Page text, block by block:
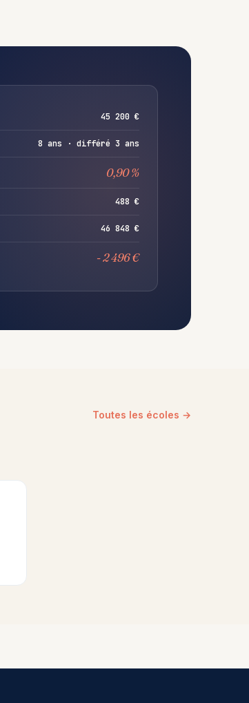
45 200 €
8 ans · différé 3 ans
0,90 %
488 €
46 848 €
- 2 496 €
Toutes les écoles →